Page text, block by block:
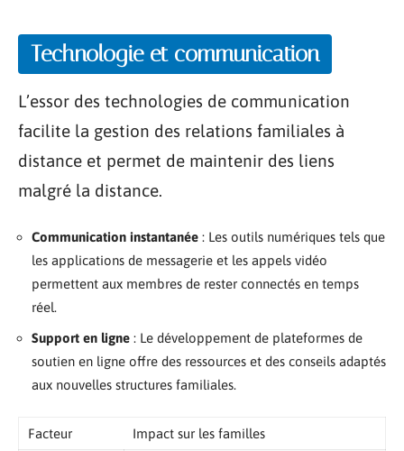
Technologie et communication
L’essor des technologies de communication
facilite la gestion des relations familiales à
distance et permet de maintenir des liens
malgré la distance.
Communication instantanée : Les outils numériques tels que
les applications de messagerie et les appels vidéo
permettent aux membres de rester connectés en temps
réel.
Support en ligne : Le développement de plateformes de
soutien en ligne offre des ressources et des conseils adaptés
aux nouvelles structures familiales.
Facteur Impact sur les familles